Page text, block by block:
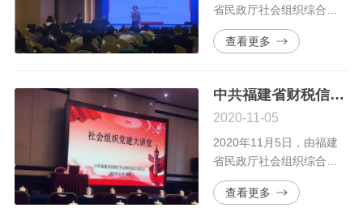
省民政厅社会组织综合党
委主办，福建省民政厅社
会组织综合党委所属第四
组织评估工作解读培训班
在福州金士顿大酒店三楼
举办。
查看更多
中共福建省财税信息协会支部参加社会组织党建大讲堂——《民法典》辅导讲座
2020-11-05
2020年11月5日，由福建
省民政厅社会组织综合党
委主办的《民法典》辅导
讲座在于山宾馆于山堂一
查看更多